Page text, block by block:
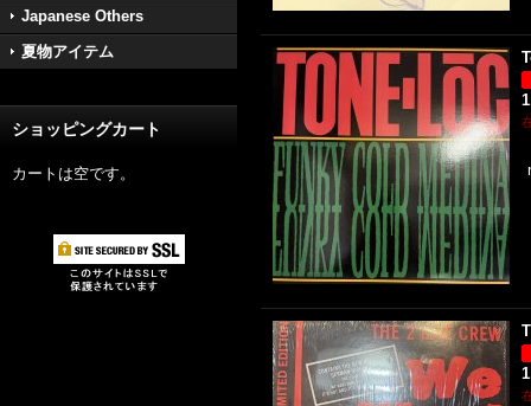
Japanese Others
夏物アイテム
ショッピングカート
カートは空です。